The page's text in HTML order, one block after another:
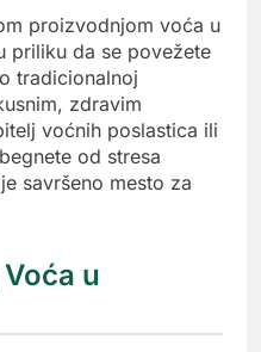
proizvodnjom voća u
priliku da se povežete
tradicionalnoj
zdravim
voćnih poslastica ili
od stresa
savršeno mesto za
u